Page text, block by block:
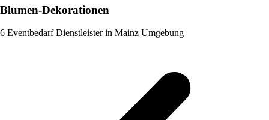
Blumen-Dekorationen
6 Eventbedarf Dienstleister in Mainz Umgebung